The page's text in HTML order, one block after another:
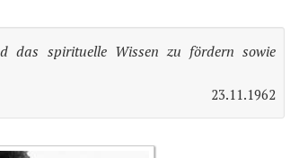
das spirituelle Wissen zu fördern sowie
23.11.1962